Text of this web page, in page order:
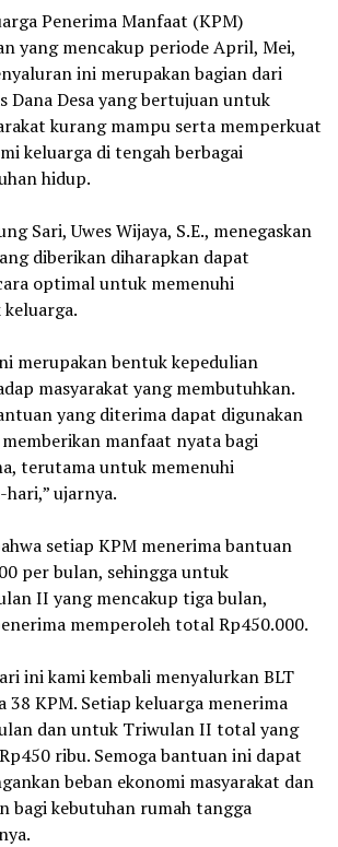
Penerima Manfaat (KPM)
yang mencakup periode April, Mei,
ini merupakan bagian dari
Desa yang bertujuan untuk
kurang mampu serta memperkuat
keluarga di tengah berbagai
hidup.
Sari, Uwes Wijaya, S.E., menegaskan
diberikan diharapkan dapat
optimal untuk memenuhi
merupakan bentuk kepedulian
masyarakat yang membutuhkan.
yang diterima dapat digunakan
manfaat nyata bagi
terutama untuk memenuhi
ujarnya.
setiap KPM menerima bantuan
per bulan, sehingga untuk
II yang mencakup tiga bulan,
memperoleh total Rp450.000.
ini kami kembali menyalurkan BLT
38 KPM. Setiap keluarga menerima
dan untuk Triwulan II total yang
ribu. Semoga bantuan ini dapat
beban ekonomi masyarakat dan
bagi kebutuhan rumah tangga